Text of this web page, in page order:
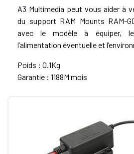
A3 Multimedia peut vous aider à
du support RAM Mounts RAM-
avec le modèle à équiper,
l’alimentation éventuelle et
Poids : 0.1Kg
Garantie : 1188M mois